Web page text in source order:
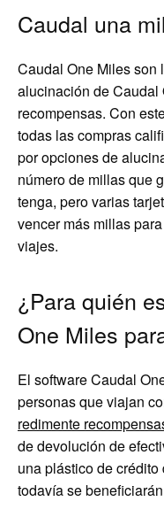
Caudal una
Caudal One Miles son
alucinación de Caudal
recompensas. Con
todas las compras
por opciones de
número de millas que
tenga, pero varias
vencer más millas
viajes.
¿Para quién
One Miles
El software Caudal
personas que viajan
redimente
de devolución de
una plástico de
todavía se